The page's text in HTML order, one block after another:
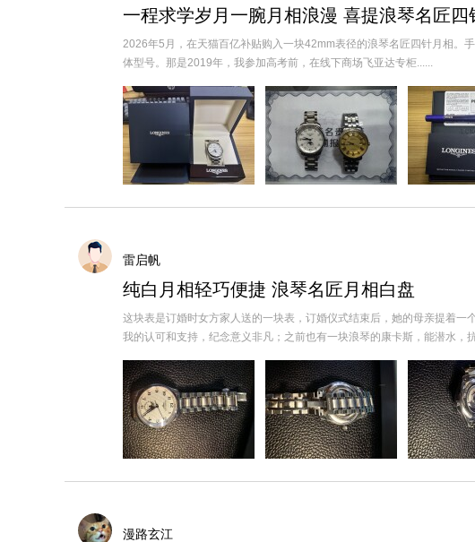
一程求学岁月一腕月相浪漫 喜提浪琴名匠四
2026年5月，在天猫百亿补贴购入一块42mm表径的浪琴名匠四针月相。
体型号。那是2019年，我参加高考前，在线下商场飞亚达专柜......
雷启帆
纯白月相轻巧便捷 浪琴名匠月相白盘
这块表是订婚时女方家人送的一块表，订婚仪式结束后，她的母亲提着
我的认可和支持，纪念意义非凡；之前也有一块浪琴的康卡斯，能潜水，
漫路玄江